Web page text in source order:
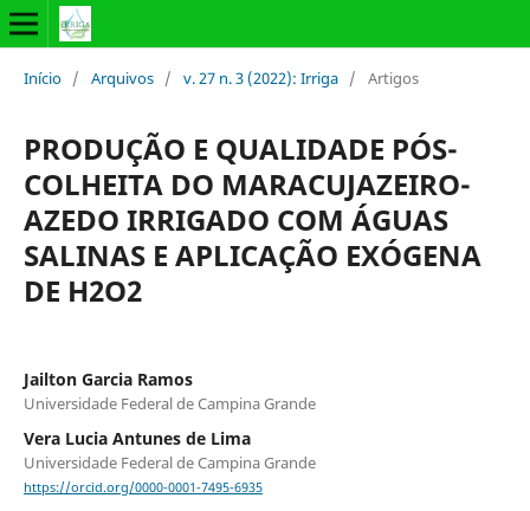
Início / Arquivos / v. 27 n. 3 (2022): Irriga / Artigos
PRODUÇÃO E QUALIDADE PÓS-
COLHEITA DO MARACUJAZEIRO-
AZEDO IRRIGADO COM ÁGUAS
SALINAS E APLICAÇÃO EXÓGENA
DE H2O2
Jailton Garcia Ramos
Universidade Federal de Campina Grande
Vera Lucia Antunes de Lima
Universidade Federal de Campina Grande
https://orcid.org/0000-0001-7495-6935